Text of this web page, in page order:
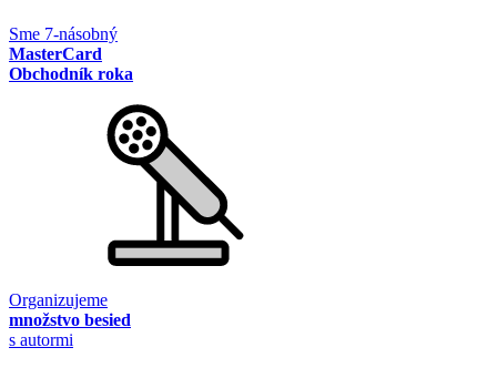
Sme 7-násobný
MasterCard
Obchodník roka
Organizujeme
množstvo besied
s autormi